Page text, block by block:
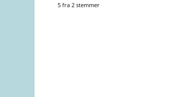
5fra 2stemmer